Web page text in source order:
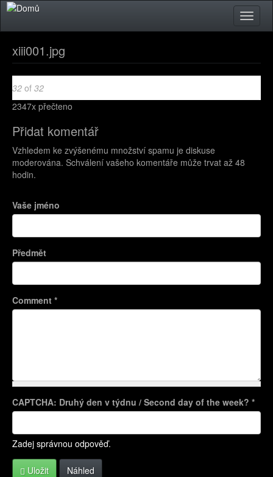
Přejít k hlavnímu obsahu
Toggle
xiii001.jpg
32 of 32
2347x přečteno
Přidat komentář
Vzhledem ke zvýšenému množství spamu je diskuse
moderována. Schválení vašeho komentáře může trvat až 48
hodin.
Vaše jméno
Předmět
Comment *
Více informací o formátech textů
CAPTCHA: Druhý den v týdnu / Second day of the week? *
Zadej správnou odpověď.
Uložit Náhled